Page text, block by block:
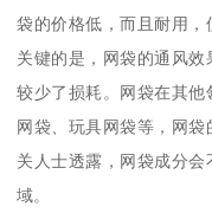
袋的价格低，而且耐用，
关键的是，网袋的通风
较少了损耗。网袋在其
网袋、玩具网袋等，网
关人士透露，网袋成分
域。